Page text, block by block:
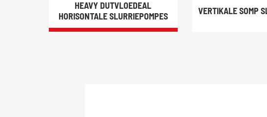
HEAVY DUTVLOEDEAL
HORISONTALE SLURRIEPOMPES
VERTIKALE SOMP